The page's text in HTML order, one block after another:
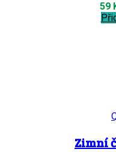
59
Zimní